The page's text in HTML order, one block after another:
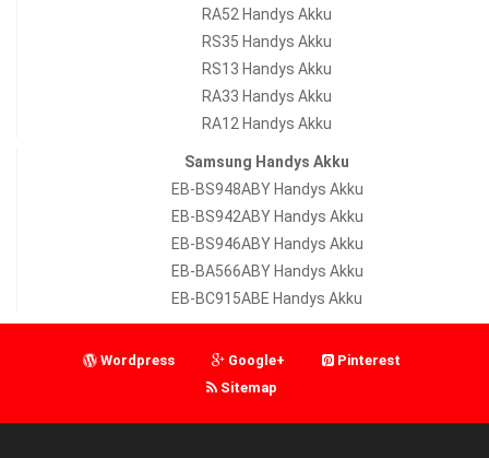
RA52 Handys Akku
RS35 Handys Akku
RS13 Handys Akku
RA33 Handys Akku
RA12 Handys Akku
Samsung Handys Akku
EB-BS948ABY Handys Akku
EB-BS942ABY Handys Akku
EB-BS946ABY Handys Akku
EB-BA566ABY Handys Akku
EB-BC915ABE Handys Akku
Wordpress Google+
Pinterest
Sitemap